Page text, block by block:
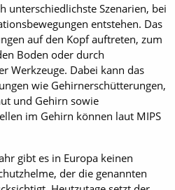
unterschiedlichste Szenarien, bei
entstehen. Das
auf den Kopf auftreten, zum
Boden oder durch
Werkzeuge. Dabei kann das
wie Gehirnerschütterungen,
und Gehirn sowie
im Gehirn können laut MIPS
gibt es in Europa keinen
der die genannten